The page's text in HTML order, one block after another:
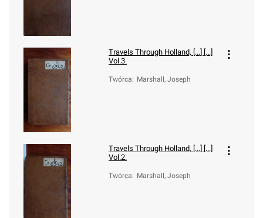
Travels Through Holland, [...] [...]
Vol.3.
Twórca: Marshall, Joseph
Travels Through Holland, [...] [...]
Vol.2.
Twórca: Marshall, Joseph